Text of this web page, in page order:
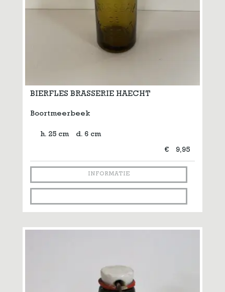
BIERFLES BRASSERIE HAECHT
Boortmeerbeek
h. 25 cm d. 6 cm
€ 9,95
INFORMATIE